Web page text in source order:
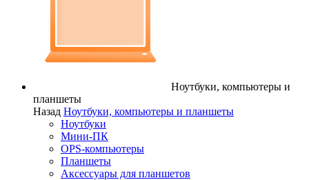
Ноутбуки, компьютеры и
планшеты
Назад Ноутбуки, компьютеры и планшеты
Ноутбуки
Мини-ПК
OPS-компьютеры
Планшеты
Аксессуары для планшетов